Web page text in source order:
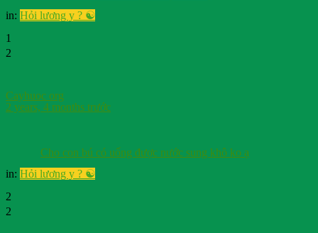
in: Hỏi lương y ? ☯️
1
2
Cayhuoc org
2 years, 4 months trước
Cho con bú có uống được nước sung khô ko ạ
in: Hỏi lương y ? ☯️
2
2